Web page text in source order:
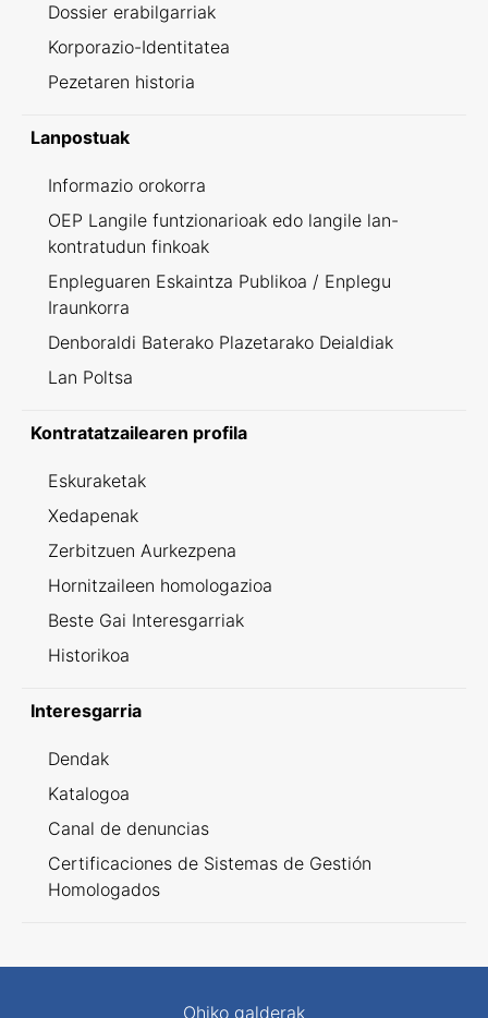
Dossier erabilgarriak
Korporazio-Identitatea
Pezetaren historia
Lanpostuak
Informazio orokorra
OEP Langile funtzionarioak edo langile lan-
kontratudun finkoak
Enpleguaren Eskaintza Publikoa / Enplegu
Iraunkorra
Denboraldi Baterako Plazetarako Deialdiak
Lan Poltsa
Kontratatzailearen profila
Eskuraketak
Xedapenak
Zerbitzuen Aurkezpena
Hornitzaileen homologazioa
Beste Gai Interesgarriak
Historikoa
Interesgarria
Dendak
Katalogoa
Canal de denuncias
Certificaciones de Sistemas de Gestión
Homologados
Ohiko galderak